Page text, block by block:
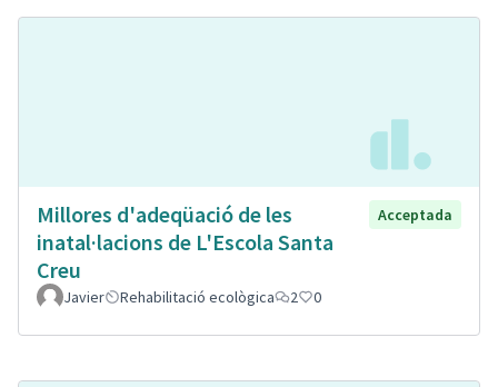
Millores d'adeqüació de les
inatal·lacions de L'Escola Santa
Creu
Acceptada
Javier Rehabilitació ecològica 2 0